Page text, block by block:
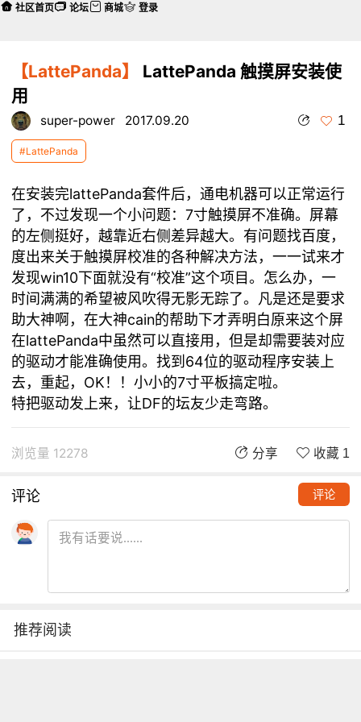
【LattePanda】
LattePanda 触摸屏安装使
用
super-power 2017.09.20 1
#LattePanda
在安装完lattePanda套件后，通电机器可以正常运行
了，不过发现一个小问题：7寸触摸屏不准确。屏幕
的左侧挺好，越靠近右侧差异越大。有问题找百度，
度出来关于触摸屏校准的各种解决方法，一一试来才
发现win10下面就没有“校准”这个项目。怎么办，一
时间满满的希望被风吹得无影无踪了。凡是还是要求
助大神啊，在大神cain的帮助下才弄明白原来这个屏
在lattePanda中虽然可以直接用，但是却需要装对应
的驱动才能准确使用。找到64位的驱动程序安装上
去，重起，OK！！小小的7寸平板搞定啦。
特把驱动发上来，让DF的坛友少走弯路。
浏览量 12278 分享 收藏 1
评论 评论
推荐阅读
社区首页 论坛 商城 登录